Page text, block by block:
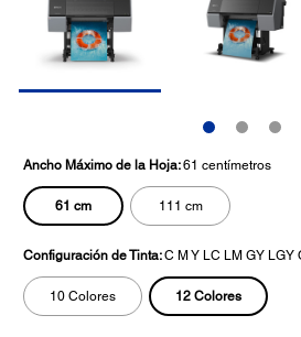
Ancho Máximo de la Hoja:61 centímetros
61 cm 111 cm
Configuración de Tinta:C M Y LC LM GY LGY
10 Colores 12 Colores